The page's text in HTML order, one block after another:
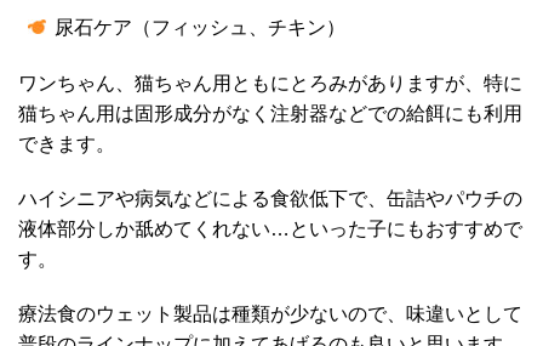
尿石ケア（フィッシュ、チキン）
ワンちゃん、猫ちゃん用ともにとろみがありますが、特に
猫ちゃん用は固形成分がなく注射器などでの給餌にも利用
できます。
ハイシニアや病気などによる食欲低下で、缶詰やパウチの
液体部分しか舐めてくれない…といった子にもおすすめで
す。
療法食のウェット製品は種類が少ないので、味違いとして